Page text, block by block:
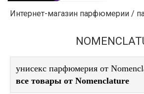
УХОД ЗА
ДЕКОРАТИВНАЯ
Интернет-магазин парфюмерии /
унисекс парфюмерия от
все товары от Nomenclature